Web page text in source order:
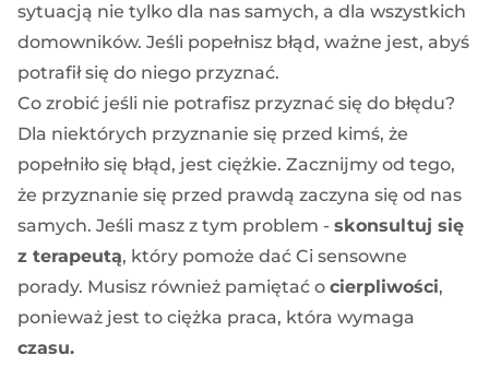
sytuacją nie tylko dla nas samych, a dla wszystkich
domowników. Jeśli popełnisz błąd, ważne jest, abyś
potrafił się do niego przyznać.
Co zrobić jeśli nie potrafisz przyznać się do błędu?
Dla niektórych przyznanie się przed kimś, że
popełniło się błąd, jest ciężkie. Zacznijmy od tego,
że przyznanie się przed prawdą zaczyna się od nas
samych. Jeśli masz z tym problem - skonsultuj się
z terapeutą, który pomoże dać Ci sensowne
porady. Musisz również pamiętać o cierpliwości,
ponieważ jest to ciężka praca, która wymaga
czasu.